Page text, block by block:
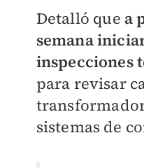
Detalló que a
semana
inspecciones
para revisar
sistemas de